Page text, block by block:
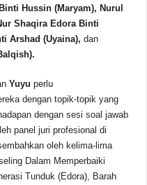
Hussin (Maryam), Nurul
Shaqira Edora Binti
Arshad (Uyaina),dan
Yuyu perlu
dengan topik-topik yang
dengan sesi soal jawab
panel juri profesional di
oleh kelima-lima
Dalam Memperbaiki
Tunduk (Edora), Barah